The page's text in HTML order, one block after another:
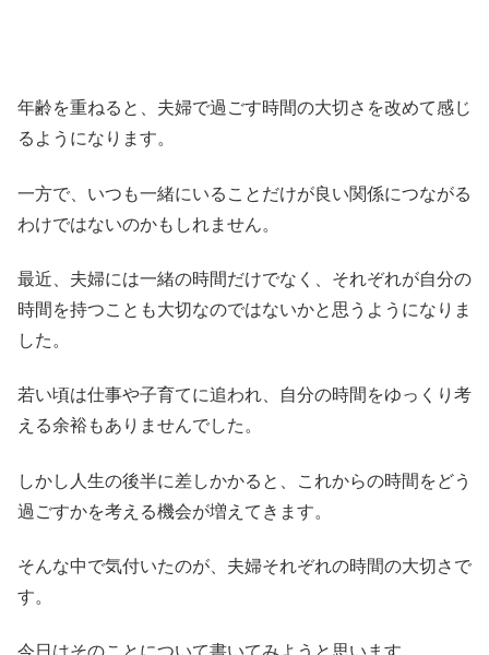
年齢を重ねると、夫婦で過ごす時間の大切さを改めて感じ
るようになります。
一方で、いつも一緒にいることだけが良い関係につながる
わけではないのかもしれません。
最近、夫婦には一緒の時間だけでなく、それぞれが自分の
時間を持つことも大切なのではないかと思うようになりま
した。
若い頃は仕事や子育てに追われ、自分の時間をゆっくり考
える余裕もありませんでした。
しかし人生の後半に差しかかると、これからの時間をどう
過ごすかを考える機会が増えてきます。
そんな中で気付いたのが、夫婦それぞれの時間の大切さで
す。